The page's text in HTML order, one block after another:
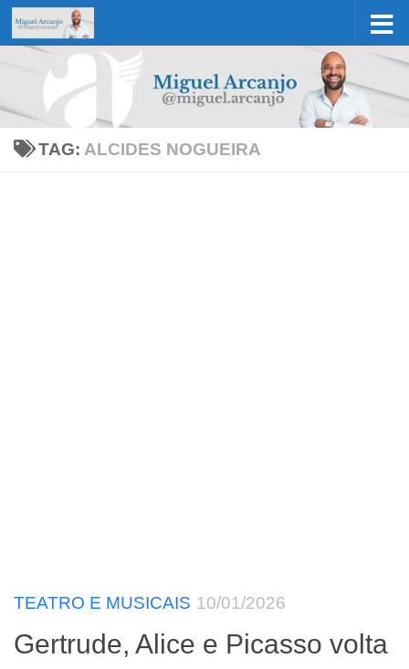
Skip to content
TAG:ALCIDES NOGUEIRA
TEATRO E MUSICAIS 10/01/2026
Gertrude, Alice e Picasso volta